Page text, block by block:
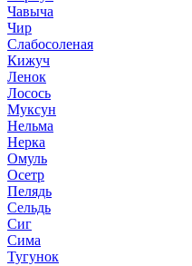
Чавыча
Чир
Слабосоленая
Кижуч
Ленок
Лосось
Муксун
Нельма
Нерка
Омуль
Осетр
Пелядь
Сельдь
Сиг
Сима
Тугунок